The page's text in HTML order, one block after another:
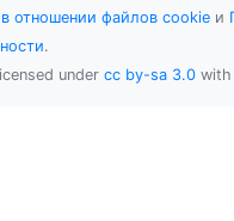
отношении файлов cookie и
.
under cc by-sa 3.0 with